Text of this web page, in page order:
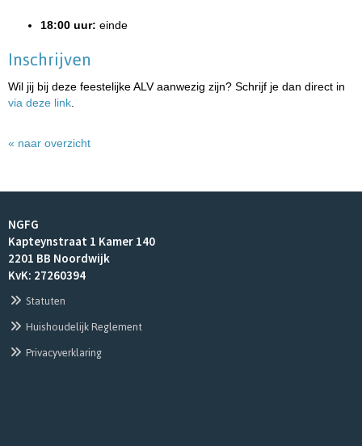
18:00 uur: einde
Inschrijven
Wil jij bij deze feestelijke ALV aanwezig zijn? Schrijf je dan direct in
via deze link
« naar overzicht
NGFG
Kapteynstraat 1 Kamer 140
2201 BB Noordwijk
KvK: 27260394
Statuten
Huishoudelijk Reglement
Privacyverklaring